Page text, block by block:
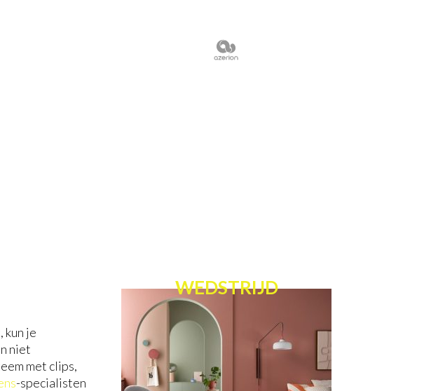
kun je
niet
met clips,
-specialisten
WEDSTRIJD